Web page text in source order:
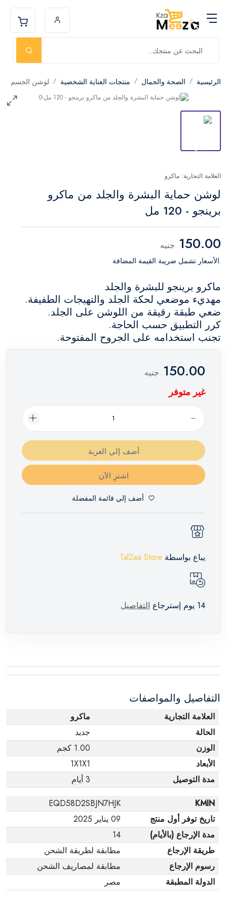
الرئيسية الصحة والجمال منتجات العناية الشخصية لوشن الجسم
العلامة التجارية: ماكرو
لوشن حماية البشرة والجلد من ماكرو
برينجو - 120 مل
150.00 جنيه
.الأسعار تشمل ضريبة القيمة المضافة
ماكرو برينجو للبشرة والجلد
مهديء موضعي لحكة الجلد والتهيجات الطفيفة.
ضعي طبقة رقيقة من اللوشن على الجلد.
كرر التطبيق حسب الحاجة.
تجنب استخدامه على الجروح المفتوحة.
150.00 جنيه
غير متوفر
أضف إلي العربة
اشترِ الآن
أضف إلي قائمة المفضلة
يباع بواسطة Tal2aa Store
14 يوم إسترجاع التفاصيل
التفاصيل والمواصفات
العلامة التجارية
ماكرو
الحالة
جديد
الوزن
1.00 كجم
الأبعاد
1X1X1
مدة التوصيل
3 أيام
KMIN
EQD58D2SBJN7HJK
تاريخ توفر أول منتج
09 يناير 2025
مدة الإرجاع (بالأيام)
14
طريقة الإرجاع
مطابقة لطريقة الشحن
رسوم الإرجاع
مطابقة لمصاريف الشحن
الدولة المطبقة
مصر